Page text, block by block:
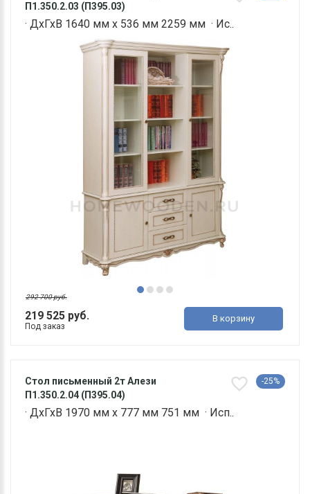
П1.350.2.03 (П395.03)
· ДхГхВ 1640 мм х 536 мм 2259 мм · Ис..
219 525 руб.
292 700 руб.
Под заказ
В корзину
Стол письменный 2т Алези
П1.350.2.04 (П395.04)
-25%
· ДхГхВ 1970 мм х 777 мм 751 мм · Исп..